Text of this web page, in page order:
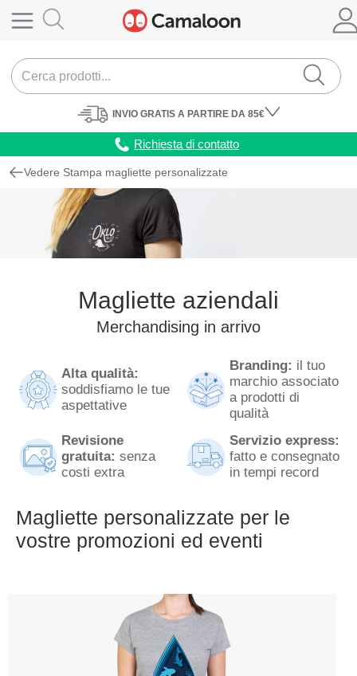
INVIO GRATIS A PARTIRE DA 85€
Richiesta di contatto
Vedere Stampa magliette personalizzate
Magliette aziendali
Merchandising in arrivo
Alta qualità:
soddisfiamo le tue
aspettative
Branding: il tuo
marchio associato
a prodotti di
qualità
Revisione
gratuita: senza
costi extra
Servizio express:
fatto e consegnato
in tempi record
Magliette personalizzate per le
vostre promozioni ed eventi